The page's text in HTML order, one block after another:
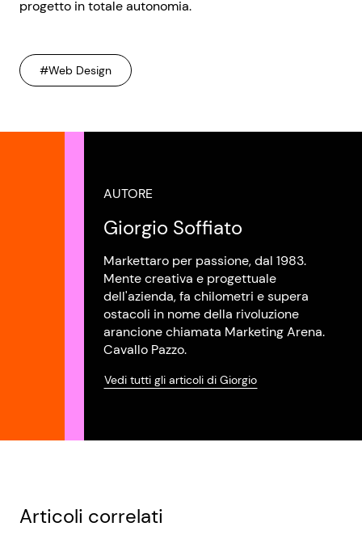
progetto in totale autonomia.
#Web Design
AUTORE
Giorgio Soffiato
Markettaro per passione, dal 1983.
Mente creativa e progettuale
dell'azienda, fa chilometri e supera
ostacoli in nome della rivoluzione
arancione chiamata Marketing Arena.
Cavallo Pazzo.
Vedi tutti gli articoli di Giorgio
Articoli correlati